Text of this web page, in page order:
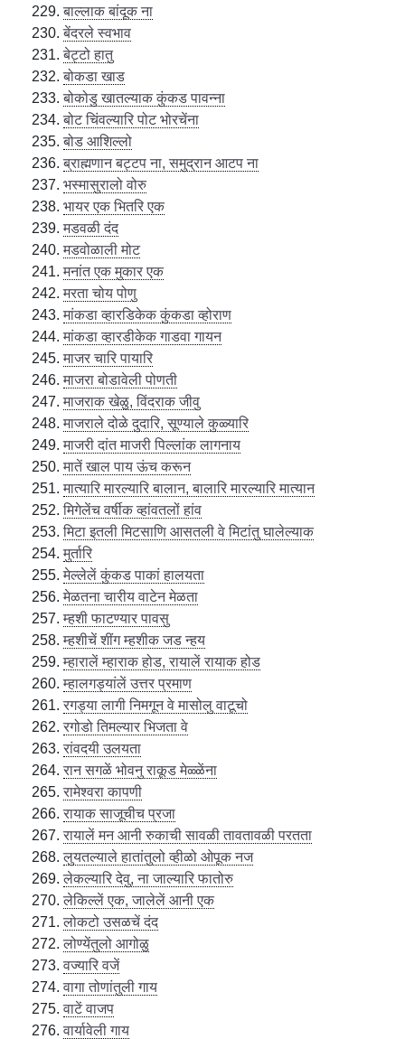
बाल्लाक बांदूक ना
बेंदरले स्वभाव
बेट्टो हातु
बोकडा खाड
बोकोडु खातल्याक कुंकड पावन्ना
बोट चिंवल्यारि पोट भोरचेंना
बोड आशिल्लो
ब्राह्मणान बट्टप ना, समुद्रान आटप ना
भस्मासुरालो वोरु
भायर एक भितरि एक
मडवळी दंद
मडवोळाली मोट
मनांत एक मुकार एक
मरता चोय पोणु
मांकडा व्हारडिकेक कुंकडा व्होराण
मांकडा व्हारडीकेक गाडवा गायन
माजर चारि पायारि
माजरा बोडावेली पोणती
माजराक खेळु, विंदराक जीवु
माजराले दोळे दुदारि, सूण्याले कुळ्यारि
माजरी दांत माजरी पिल्लांक लागनाय
मातें खाल पाय ऊंच करून
मात्यारि मारल्यारि बालान, बालारि मारल्यारि मात्यान
मिगेलेंच वर्षीक व्हांवतलों हांव
मिटा इतली मिटसाणि आसतली वे मिटांतु घालेल्याक
मुर्तारि
मेल्लेलें कुंकड पाकां हालयता
मेळतना चारीय वाटेन मेळता
म्हशी फाटण्यार पावसु
म्हशीचें शींग म्हशीक जड न्हय
म्हारालें म्हाराक होड, रायालें रायाक होड
म्हालगड्यांलें उत्तर प्रमाण
रगड्या लागी निमगून वे मासोलु वाटूचो
रगोडो तिमल्यार भिजता वे
रांवदयी उलयता
रान सगळें भोवनु राकूड मेळ्ळेंना
रामेश्वरा कापणी
रायाक साजूचीच प्रजा
रायालें मन आनी रुकाची सावळी तावतावळी परतता
लुयतल्याले हातांतुलो व्हीळो ओपूक नज
लेकल्यारि देवु, ना जाल्यारि फातोरु
लेकिल्लें एक, जालेलें आनी एक
लोकटो उसळचें दंद
लोण्येंतुलो आगोळु
वज्यारि वजें
वागा तोणांतुली गाय
वाटें वाजप
वार्यावेली गाय